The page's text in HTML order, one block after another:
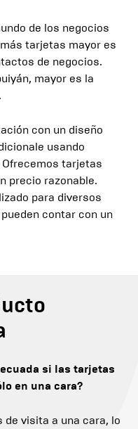
de los negocios
tarjetas mayor es
de negocios.
mayor es la
con un diseño
usando
tarjetas
precio razonable.
para diversos
contar con un
si las tarjetas
en una cara?
visita a una cara, lo